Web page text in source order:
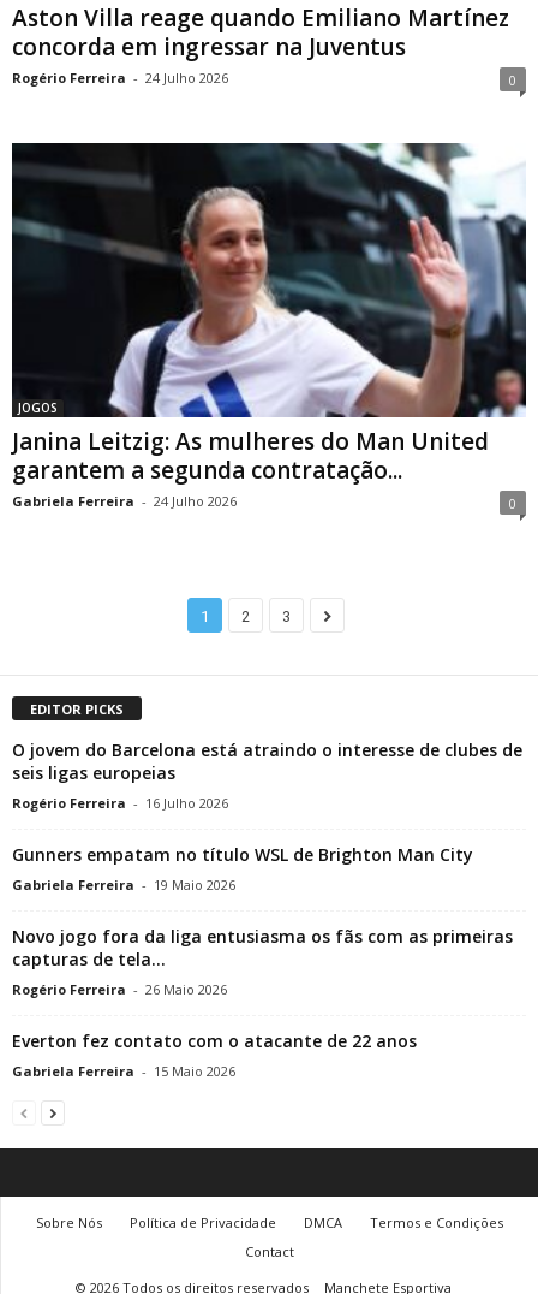
Aston Villa reage quando Emiliano Martínez
concorda em ingressar na Juventus
Rogério Ferreira - 24 Julho 2026 0
JOGOS
Janina Leitzig: As mulheres do Man United
garantem a segunda contratação...
Gabriela Ferreira - 24 Julho 2026 0
1 2 3
EDITOR PICKS
O jovem do Barcelona está atraindo o interesse de clubes de
seis ligas europeias
Rogério Ferreira - 16 Julho 2026
Gunners empatam no título WSL de Brighton Man City
Gabriela Ferreira - 19 Maio 2026
Novo jogo fora da liga entusiasma os fãs com as primeiras
capturas de tela...
Rogério Ferreira - 26 Maio 2026
Everton fez contato com o atacante de 22 anos
Gabriela Ferreira - 15 Maio 2026
Sobre Nós Política de Privacidade DMCA
Termos e Condições
Contact
© 2026 Todos os direitos reservados
Manchete Esportiva